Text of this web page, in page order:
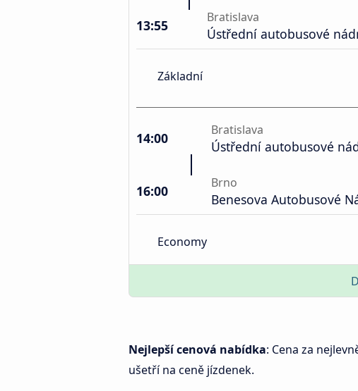
13:55 Bratislava
Ústřední autobusové
Základní
14:00 Bratislava
Ústřední autobusové
16:00 Brno
Benesova Autobusové
Economy
Nejlepší cenová nabídka: Cena za
ušetří na ceně jízdenek.